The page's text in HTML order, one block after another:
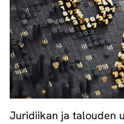
Juridiikan ja talouden